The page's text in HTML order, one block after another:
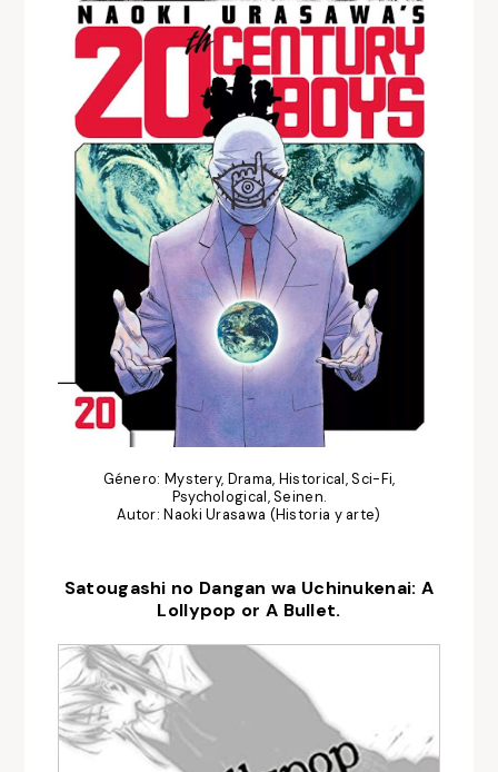
Género: Mystery, Drama, Historical, Sci-Fi,
Psychological, Seinen.
Autor: Naoki Urasawa (Historia y arte)
Satougashi no Dangan wa Uchinukenai: A
Lollypop or A Bullet.